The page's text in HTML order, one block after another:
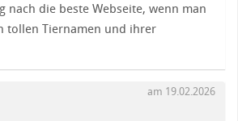
nach die beste Webseite, wenn man
tollen Tiernamen und ihrer
am 19.02.2026